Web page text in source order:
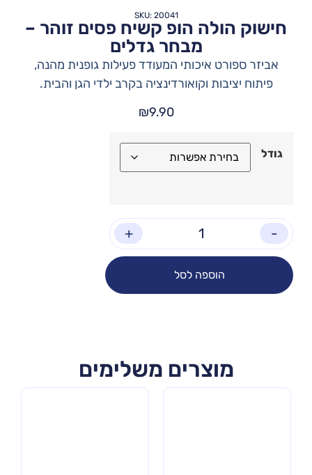
SKU: 20041
חישוק הולה הופ קשיח פסים זוהר –
מבחר גדלים
אביזר ספורט איכותי המעודד פעילות גופנית מהנה,
פיתוח יציבות וקואורדינציה בקרב ילדי הגן והבית.
₪9.90
גודל
-
+
הוספה לסל
מוצרים משלימים